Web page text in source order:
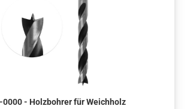
0000 - Holzbohrer für Weichholz